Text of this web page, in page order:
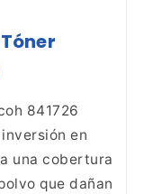
841726
en
una cobertura
que dañan